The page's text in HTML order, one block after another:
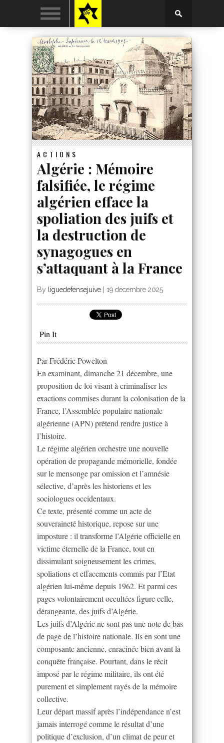
ACTIONS
Algérie : Mémoire
falsifiée, le régime
algérien efface la
spoliation des juifs et
la destruction de
synagogues en
s’attaquant à la France
By liguedefensejuive 19 décembre 2025
Pin It
Par Frédéric Powelton
En examinant, dimanche 21 décembre, une
proposition de loi visant à criminaliser les
exactions commises durant la colonisation de la
France, l’Assemblée populaire nationale
algérienne (APN) prétend rendre justice à
l’histoire.
Le régime algérien orchestre une nouvelle
opération de propagande mémorielle, fondée
sur le mensonge par omission et l’amnésie
sélective, d’après les historiens et les
sociologues occidentaux.
Ce texte, présenté comme un acte de
souveraineté historique, repose sur une
imposture : il transforme l’Algérie officielle en
victime éternelle de la France, tout en
dissimulant soigneusement les crimes,
spoliations et effacements commis par l’Etat
algérien lui-même depuis 1962. Et parmi ces
pages volontairement occultées figure celle,
dérangeante, des juifs d’Algérie.
Les juifs d’Algérie ne sont pas une note de bas
de page de l’histoire nationale. Ils en sont une
composante ancienne, enracinée bien avant la
conquête française. Pourtant, dans le récit
imposé par le régime militaire, ils ont été
purement et simplement rayés de la mémoire
collective.
Leur départ massif après l’indépendance n’est
jamais interrogé comme le résultat d’une
politique d’exclusion, d’un climat de peur et